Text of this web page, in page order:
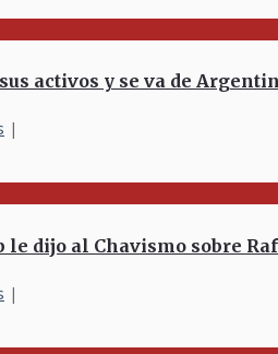
sus activos y se va de
|
le dijo al Chavismo sobre
|